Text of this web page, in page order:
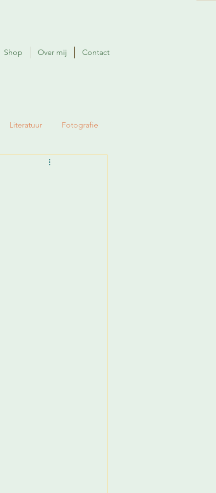
Shop Over mij Contact
Literatuur Fotografie